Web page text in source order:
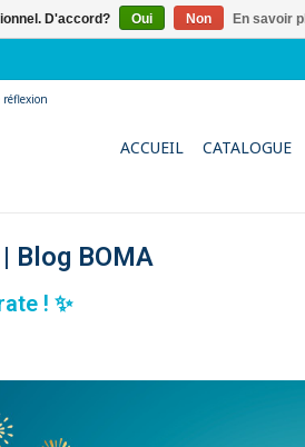
ACCUEIL CATALOGUE
Blog BOMA
! ✨
D'accord? Oui Non En savoir